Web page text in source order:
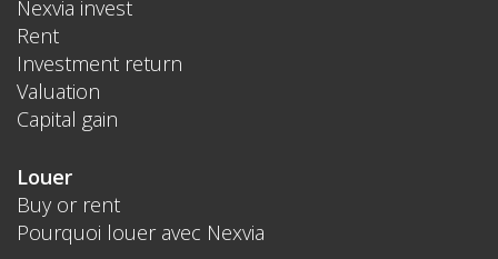
Nexvia invest
Rent
Investment return
Valuation
Capital gain
Louer
Buy or rent
Pourquoi louer avec Nexvia